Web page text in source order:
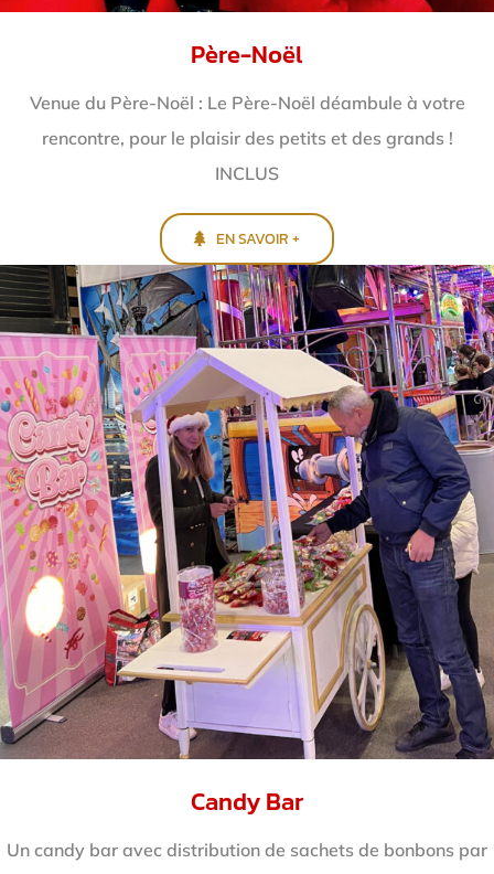
Père-Noël
Venue du Père-Noël : Le Père-Noël déambule à votre
rencontre, pour le plaisir des petits et des grands !
INCLUS
EN SAVOIR +
Candy Bar
Un candy bar avec distribution de sachets de bonbons par